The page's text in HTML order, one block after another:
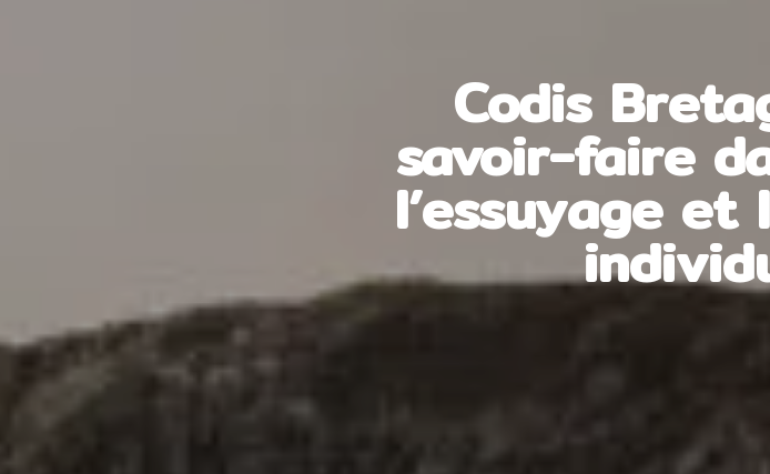
Codis
savoir-faire
l’essuyage